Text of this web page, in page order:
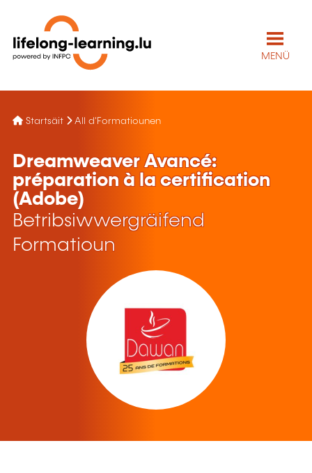
MENÜ
Startsäit All d'Formatiounen
Dreamweaver Avancé:
préparation à la certification
(Adobe)
Betribsiwwergräifend
Formatioun